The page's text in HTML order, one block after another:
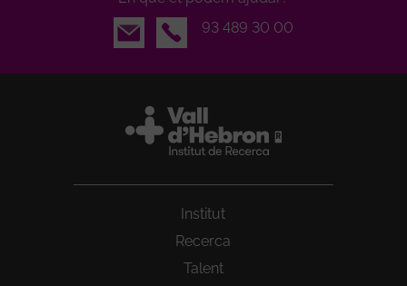
Email
93 489 30 00
Institut
Recerca
Talent